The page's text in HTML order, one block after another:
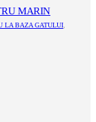
MARIN
LA BAZA GATULUI,